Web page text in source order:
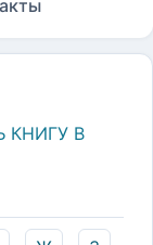
КНИГУ В